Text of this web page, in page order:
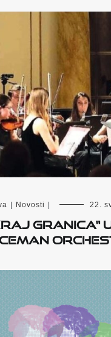
Novosti 22.
granica“